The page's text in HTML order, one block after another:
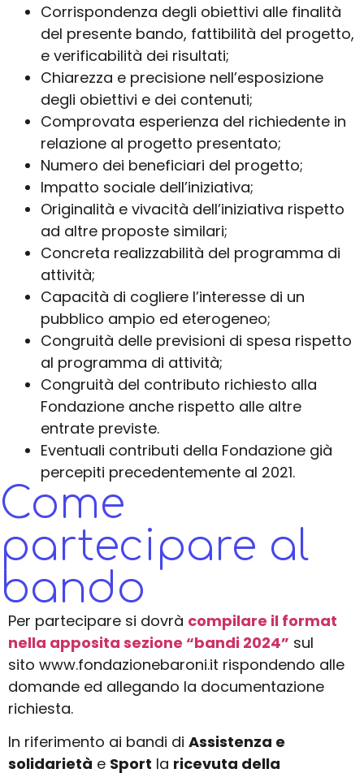
Corrispondenza degli obiettivi alle finalità
del presente bando, fattibilità del progetto,
e verificabilità dei risultati;
Chiarezza e precisione nell’esposizione
degli obiettivi e dei contenuti;
Comprovata esperienza del richiedente in
relazione al progetto presentato;
Numero dei beneficiari del progetto;
Impatto sociale dell’iniziativa;
Originalità e vivacità dell’iniziativa rispetto
ad altre proposte similari;
Concreta realizzabilità del programma di
attività;
Capacità di cogliere l’interesse di un
pubblico ampio ed eterogeneo;
Congruità delle previsioni di spesa rispetto
al programma di attività;
Congruità del contributo richiesto alla
Fondazione anche rispetto alle altre
entrate previste.
Eventuali contributi della Fondazione già
percepiti precedentemente al 2021.
Come
partecipare al
bando
Per partecipare si dovrà compilare il format
nella apposita sezione “bandi 2024” sul
sito www.fondazionebaroni.it rispondendo alle
domande ed allegando la documentazione
richiesta.
In riferimento ai bandi di Assistenza e
solidarietà e Sport la ricevuta della